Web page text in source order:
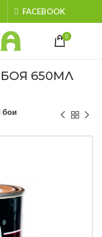
FACEBOOK
0
650МЛ
бои